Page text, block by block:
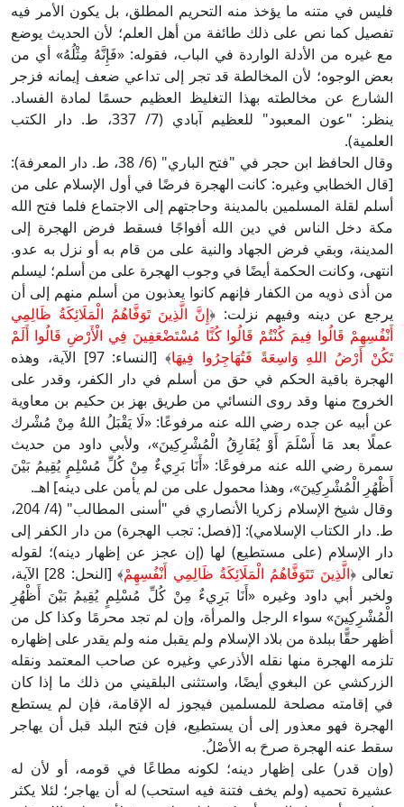
فليس في متنه ما يؤخذ منه التحريم المطلق، بل يكون الأمر فيه
تفصيل كما نص على ذلك طائفة من أهل العلم؛ لأن الحديث يوضع
مع غيره من الأدلة الواردة في الباب، فقوله: «فَإِنَّهُ مِثْلُهُ» أي من
بعض الوجوه؛ لأن المخالطة قد تجر إلى تداعي ضعف إيمانه فزجر
الشارع عن مخالطته بهذا التغليظ العظيم حسمًا لمادة الفساد.
ينظر: "عون المعبود" للعظيم آبادي (7/ 337، ط. دار الكتب
العلمية).
وقال الحافظ ابن حجر في "فتح الباري" (6/ 38، ط. دار المعرفة):
[قال الخطابي وغيره: كانت الهجرة فرضًا في أول الإسلام على من
أسلم لقلة المسلمين بالمدينة وحاجتهم إلى الاجتماع فلما فتح الله
مكة دخل الناس في دين الله أفواجًا فسقط فرض الهجرة إلى
المدينة، وبقي فرض الجهاد والنية على من قام به أو نزل به عدو.
انتهى، وكانت الحكمة أيضًا في وجوب الهجرة على من أسلم؛ ليسلم
من أذى ذويه من الكفار فإنهم كانوا يعذبون من أسلم منهم إلى أن
يرجع عن دينه وفيهم نزلت: ﴿إِنَّ الَّذِينَ تَوَفَّاهُمُ الْمَلَائِكَةُ ظَالِمِي
أَنْفُسِهِمْ قَالُوا فِيمَ كُنْتُمْ قَالُوا كُنَّا مُسْتَضْعَفِينَ فِي الْأَرْضِ قَالُوا أَلَمْ
تَكُنْ أَرْضُ اللهِ وَاسِعَةً فَتُهَاجِرُوا فِيهَا
﴾ [النساء: 97] الآية، وهذه
الهجرة باقية الحكم في حق من أسلم في دار الكفر، وقدر على
الخروج منها وقد روى النسائي من طريق بهز بن حكيم بن معاوية
عن أبيه عن جده رضي الله عنه مرفوعًا: «لَا يَقْبَلُ اللهُ مِنْ مُشْرك
عملًا بعد مَا أَسْلَمَ أَوْ يُفَارِقُ الْمُشْرِكِينَ»، ولأبي داود من حديث
سمرة رضي الله عنه مرفوعًا: «أَنَا بَرِيءٌ مِنْ كُلِّ مُسْلِمٍ يُقِيمُ بَيْنَ
أَظْهُرِ الْمُشْرِكِينَ»، وهذا محمول على من لم يأمن على دينه] اهـ.
وقال شيخ الإسلام زكريا الأنصاري في "أسنى المطالب" (4/ 204،
ط. دار الكتاب الإسلامي): [(فصل: تجب الهجرة) من دار الكفر إلى
دار الإسلام (على مستطيع) لها (إن عجز عن إظهار دينه)؛ لقوله
تعالى ﴿الَّذِينَ تَتَوَفَّاهُمُ الْمَلَائِكَةُ ظَالِمِي أَنْفُسِهِمْ
﴾ [النحل: 28] الآية،
ولخبر أبي داود وغيره «أَنَا بَرِيءٌ مِنْ كُلِّ مُسْلِمٍ يُقِيمُ بَيْنَ أَظْهُرِ
الْمُشْرِكِينَ» سواء الرجل والمرأة، وإن لم تجد محرمًا وكذا كل من
أظهر حقًّا ببلدة من بلاد الإسلام ولم يقبل منه ولم يقدر على إظهاره
تلزمه الهجرة منها نقله الأذرعي وغيره عن صاحب المعتمد ونقله
الزركشي عن البغوي أيضًا، واستثنى البلقيني من ذلك ما إذا كان
في إقامته مصلحة للمسلمين فيجوز له الإقامة، فإن لم يستطع
الهجرة فهو معذور إلى أن يستطيع، فإن فتح البلد قبل أن يهاجر
سقط عنه الهجرة صرحَ به الأصْلُ.
(وإن قدر) على إظهار دينه؛ لكونه مطاعًا في قومه، أو لأن له
عشيرة تحميه (ولم يخف فتنة فيه استحب) له أن يهاجر؛ لئلا يكثر